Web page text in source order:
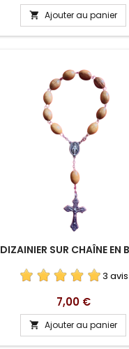
 Ajouter au panier
DIZAINIER SUR CHAÎNE EN
3 avis
Prix
7,00 €
 Ajouter au panier